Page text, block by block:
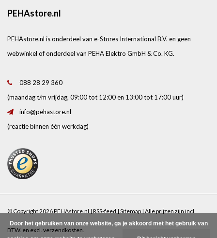
PEHAstore.nl
PEHAstore.nl is onderdeel van e-Stores International B.V. en geen
webwinkel of onderdeel van PEHA Elektro GmbH & Co. KG.
088 28 29 360
(maandag t/m vrijdag, 09:00 tot 12:00 en 13:00 tot 17:00 uur)
info@pehastore.nl
(reactie binnen één werkdag)
© Copyright 2026 PEHAstore.nl | RSS-feed | Sitemap | Alle prijzen zijn incl.
BTW. en excl. verzendkosten
Door het gebruiken van onze website, ga je akkoord met het gebruik van